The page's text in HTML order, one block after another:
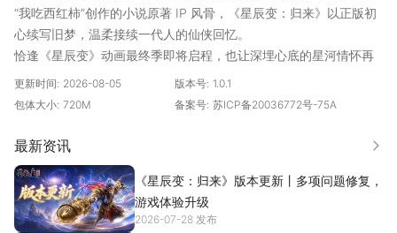
“我吃西红柿”创作的小说原著 IP 风骨，《星辰变：归来》以正版初
心续写旧梦，温柔接续一代人的仙侠回忆。
恰逢《星辰变》动画最终季即将启程，也让深埋心底的星河情怀再
度回响。
我们细细珍藏当年熟悉的仙侠天地、记忆里的山河疆界，留存修行
每一段藏在青春里的仙途时光。恪守本心，珍藏岁月里的熟悉光
从秦羽孤身踏星河，逆路修行、独行万难，到仙途漫漫终有同道并
肩、知己相伴，原著之中「吾道不孤」的大道初心，正是我们此番
归来的赤诚心意。
更新时间: 2026-08-05 版本号: 1.0.1
包体大小: 720M 备案号: 苏ICP备20036772号-75A
最新资讯 更多
《星辰变：归来》版本更新丨多项问题修复，
游戏体验升级
2026-07-28 发布